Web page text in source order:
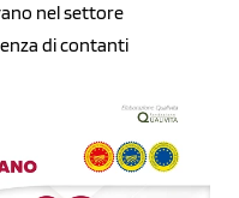
nel settore
di contanti